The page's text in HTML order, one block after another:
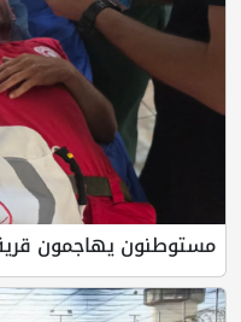
مستوطنون يهاجمون